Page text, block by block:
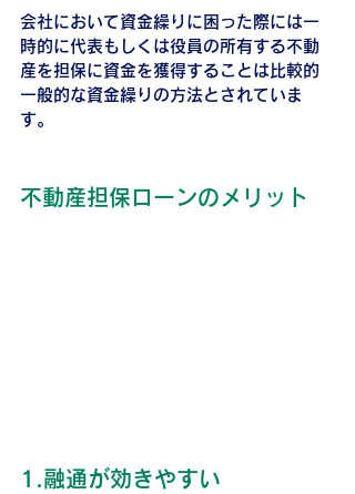
会社において資金繰りに困った際には一
時的に代表もしくは役員の所有する不動
産を担保に資金を獲得することは比較的
一般的な資金繰りの方法とされていま
す。
不動産担保ローンのメリット
1.融通が効きやすい